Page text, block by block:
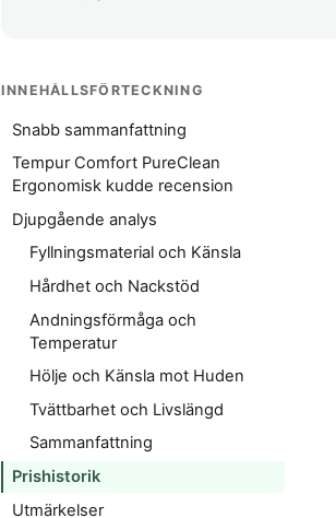
INNEHÅLLSFÖRTECKNING
Snabb sammanfattning
Tempur Comfort PureClean
Ergonomisk kudde recension
Djupgående analys
Fyllningsmaterial och Känsla
Hårdhet och Nackstöd
Andningsförmåga och
Temperatur
Hölje och Känsla mot Huden
Tvättbarhet och Livslängd
Sammanfattning
Prishistorik
Utmärkelser